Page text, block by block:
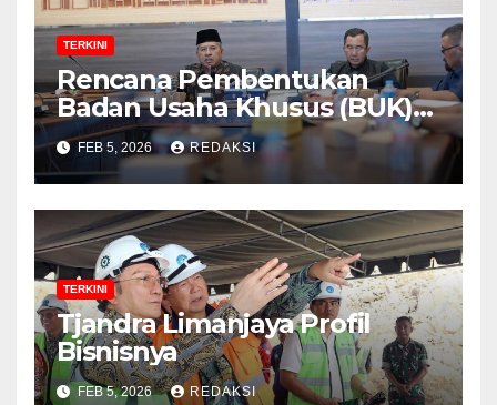
TERKINI
Rencana Pembentukan
Badan Usaha Khusus (BUK)
Menguat dalam Revisi RUU
Migas, Ini Alasannya!
FEB 5, 2026 REDAKSI
TERKINI
Tjandra Limanjaya Profil
Bisnisnya
FEB 5, 2026 REDAKSI